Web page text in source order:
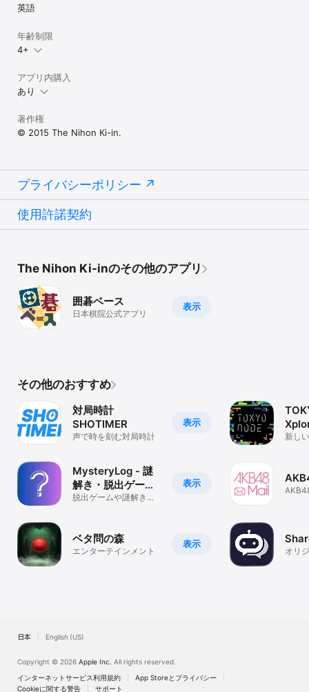
英語
年齢制限
4+
アプリ内購入
あり
著作権
© 2015 The Nihon Ki-in.
プライバシーポリシー
使用許諾契約
The Nihon Ki-inのその他のアプリ
表示
囲碁ベース
日本棋院公式アプリ
その他のおすすめ
表示
対局時計
SHOTIMER
声で時を刻む対局時計
表示
MysteryLog - 謎
解き・脱出ゲーム
の記録検索アプリ
脱出ゲームや謎解きイ
表示
ベタ問の森
エンターテインメント
新し
オリ
日本 English (US)
Copyright © 2026 Apple Inc. All rights reserved.
インターネットサービス利用規約
App Storeとプライバシー
Cookieに関する警告
サポート